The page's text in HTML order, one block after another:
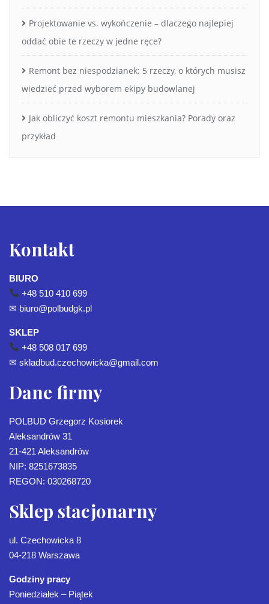
Projektowanie vs. wykończenie – dlaczego najlepiej
oddać obie te rzeczy w jedne ręce?
Remont bez niespodzianek: 5 rzeczy, o których musisz
wiedzieć przed wyborem ekipy budowlanej
Jak obliczyć koszt remontu mieszkania? Porady oraz
przykład
Kontakt
BIURO
+48 510 410 699
✉ biuro@polbudgk.pl
SKLEP
+48 508 017 699
✉ skladbud.czechowicka@gmail.com
Dane firmy
POLBUD Grzegorz Kosiorek
Aleksandrów 31
21-421 Aleksandrów
NIP: 8251673835
REGON: 030268720
Sklep stacjonarny
ul. Czechowicka 8
04-218 Warszawa
Godziny pracy
Poniedziałek – Piątek